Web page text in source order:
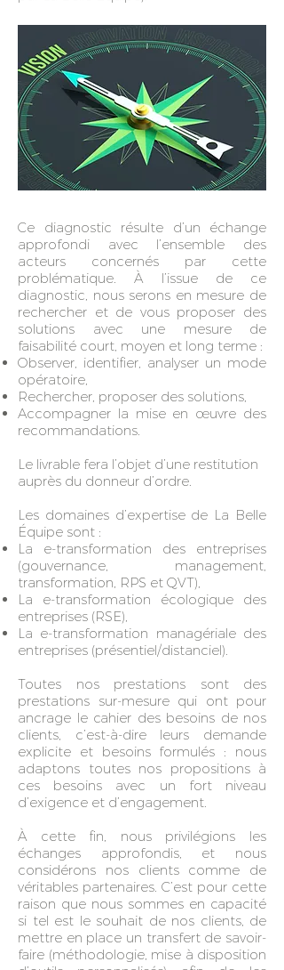
Ce diagnostic résulte d’un échange
approfondi avec l’ensemble des
acteurs concernés par cette
problématique. À l’issue de ce
diagnostic, nous serons en mesure de
rechercher et de vous proposer des
solutions avec une mesure de
faisabilité court, moyen et long terme :
Observer, identifier, analyser un mode
opératoire,
Rechercher, proposer des solutions,
Accompagner la mise en œuvre des
recommandations.
Le livrable fera l’objet d’une restitution
auprès du donneur d’ordre.
Les domaines d’expertise de La Belle
Équipe sont :
La e-transformation des entreprises
(gouvernance, management,
transformation, RPS et QVT),
La e-transformation écologique des
entreprises (RSE),
La e-transformation managériale des
entreprises (présentiel/distanciel).
Toutes nos prestations sont des
prestations sur-mesure qui ont pour
ancrage le cahier des besoins de nos
clients, c’est-à-dire leurs demande
explicite et besoins formulés : nous
adaptons toutes nos propositions à
ces besoins avec un fort niveau
d’exigence et d’engagement.
À cette fin, nous privilégions les
échanges approfondis, et nous
considérons nos clients comme de
véritables partenaires. C’est pour cette
raison que nous sommes en capacité
si tel est le souhait de nos clients, de
mettre en place un transfert de savoir-
faire (méthodologie, mise à disposition